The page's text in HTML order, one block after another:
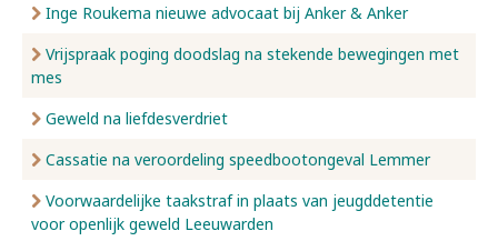
Inge Roukema nieuwe advocaat bij Anker & Anker
Vrijspraak poging doodslag na stekende bewegingen met
mes
Geweld na liefdesverdriet
Cassatie na veroordeling speedbootongeval Lemmer
Voorwaardelijke taakstraf in plaats van jeugddetentie
voor openlijk geweld Leeuwarden